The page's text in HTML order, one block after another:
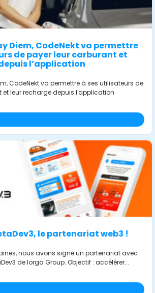
Diem, CodeNekt va permettre
de payer leur carburant et
l’application
CodeNekt va permettre à ses utilisateurs de
et leur recharge depuis l'application
le partenariat web3 !
nous avons signé un partenariat avec
de Iorga Group. Objectif : accélérer...